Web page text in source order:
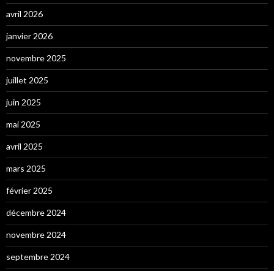
avril 2026
janvier 2026
novembre 2025
juillet 2025
juin 2025
mai 2025
avril 2025
mars 2025
février 2025
décembre 2024
novembre 2024
septembre 2024